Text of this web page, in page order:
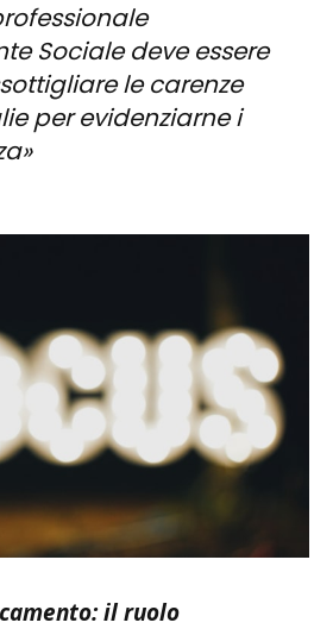
Sociale deve essere
le carenze
per evidenziarne i
il ruolo